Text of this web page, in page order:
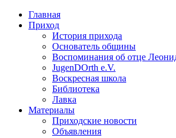
Главная
Приход
История прихода
Основатель общины
Воспоминания об отце
JugenDOrth e.V.
Воскресная школа
Библиотека
Лавка
Материалы
Приходские новости
Объявления